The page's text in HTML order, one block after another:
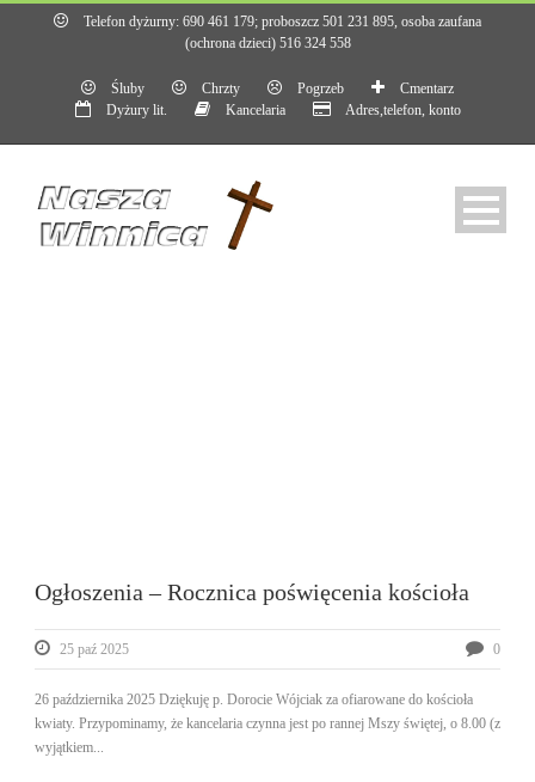
Telefon dyżurny: 690 461 179; proboszcz 501 231 895, osoba zaufana
(ochrona dzieci) 516 324 558
Śluby Chrzty Pogrzeb
Cmentarz
Dyżury lit.
Kancelaria Adres,telefon, konto
Ogłoszenia – Rocznica poświęcenia kościoła
25 paź 2025 0
26 października 2025 Dziękuję p. Dorocie Wójciak za ofiarowane do kościoła
kwiaty. Przypominamy, że kancelaria czynna jest po rannej Mszy świętej, o 8.00 (z
wyjątkiem...